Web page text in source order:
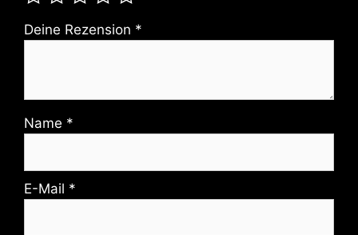
Deine Rezension *
Name *
E-Mail *